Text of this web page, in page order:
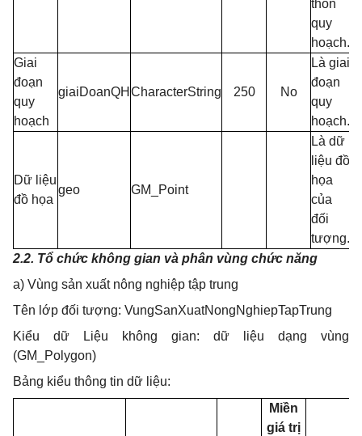
thôn
quy
hoạch.
Giai
đoạn
quy
hoạch
giaiDoanQH CharacterString 250 No
Là giai
đoạn
quy
hoạch.
Dữ liệu
đồ họa
geo GM_Point
Là dữ
liệu đồ
họa
của
đối
tượng.
2.2. Tổ chức không gian và phân vùng chức năng
a) Vùng sản xuất nông nghiệp tập trung
Tên lớp đối tượng: VungSanXuatNongNghiepTapTrung
Kiểu dữ Liệu không gian: dữ liệu dạng vùng
(GM_Polygon)
Bảng kiểu thông tin dữ liệu:
Miền
giá trị